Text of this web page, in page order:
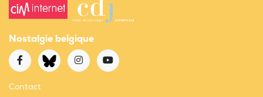
Nostalgie belgique
Contact